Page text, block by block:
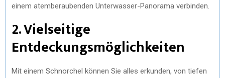
einem atemberaubenden Unterwasser-Panorama verbinden.
2. Vielseitige
Entdeckungsmöglichkeiten
Mit einem Schnorchel können Sie alles erkunden, von tiefen